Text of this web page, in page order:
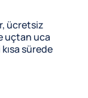
ücretsiz
uçtan uca
sürede